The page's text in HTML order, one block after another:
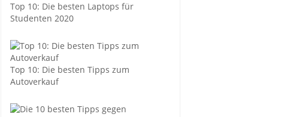
Top 10: Die besten Laptops für
Studenten 2020
Top 10: Die besten Tipps zum
Autoverkauf